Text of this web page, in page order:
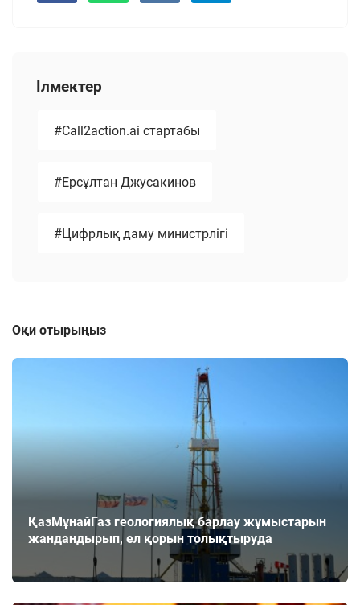
Ілмектер
#Call2action.ai стартабы
#Ерсұлтан Джусакинов
#Цифрлық даму министрлігі
Оқи отырыңыз
ҚазМұнайГаз геологиялық барлау жұмыстарын
жандандырып, ел қорын толықтыруда